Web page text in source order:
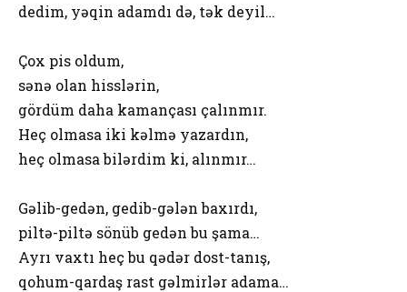
dedim, yəqin adamdı də, tək deyil…
Çox pis oldum,
sənə olan hisslərin,
gördüm daha kamançası çalınmır.
Heç olmasa iki kəlmə yazardın,
heç olmasa bilərdim ki, alınmır…
Gəlib-gedən, gedib-gələn baxırdı,
piltə-piltə sönüb gedən bu şama…
Ayrı vaxtı heç bu qədər dost-tanış,
qohum-qardaş rast gəlmirlər adama…